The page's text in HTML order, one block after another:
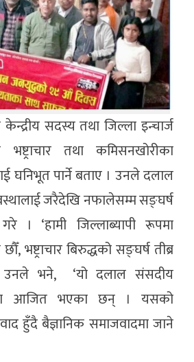
केन्द्रीय सदस्य तथा जिल्ला इन्चार्ज
भष्ट्राचार तथा कमिसनखोरीका
घनिभूत पार्ने बताए । उनले दलाल
जरैदेखि नफालेसम्म सङ्घर्ष
। ‘हामी जिल्लाब्यापी रूपमा
भष्ट्राचार बिरुद्धको सङ्घर्ष तीब्र
भने, ‘यो दलाल संसदीय
आजित भएका छन् । यसको
हुँदै बैज्ञानिक समाजवादमा जाने